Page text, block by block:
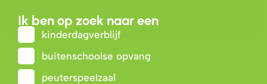
Ik ben op zoek naar een
kinderdagverblijf
buitenschoolse opvang
peuterspeelzaal